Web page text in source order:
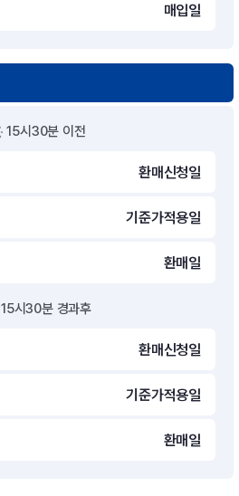
매입일
15시30분 이전
환매신청일
기준가적용일
환매일
15시30분 경과후
환매신청일
기준가적용일
환매일